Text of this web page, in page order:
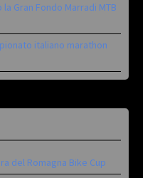
Gran Fondo Marradi MTB
italiano marathon
del Romagna Bike Cup